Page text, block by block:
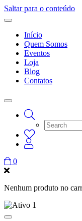
Saltar para o conteúdo
Início
Quem Somos
Eventos
Loja
Blog
Contatos
0
Nenhum produto no